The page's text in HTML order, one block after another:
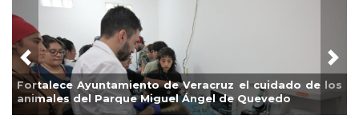
de los
La ciudad de Veracruz se suma a la
de Reforestación 2026
Previous